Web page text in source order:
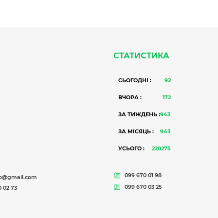
02 73
СТАТИСТИКА
СЬОГОДНІ : 92
ВЧОРА : 172
ЗА ТИЖДЕНЬ :943
ЗА МІСЯЦЬ : 943
УСЬОГО : 220275
099 670 01 98
099 670 03 25